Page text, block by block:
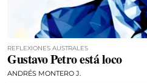
REFLEXIONES AUSTRALES
Gustavo Petro está loco
ANDRÉS MONTERO J.